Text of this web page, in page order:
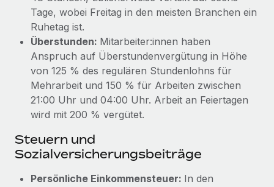
Tage, wobei Freitag in den meisten Branchen ein
Ruhetag ist.
Überstunden: Mitarbeiter:innen haben
Anspruch auf Überstundenvergütung in Höhe
von 125 % des regulären Stundenlohns für
Mehrarbeit und 150 % für Arbeiten zwischen
21:00 Uhr und 04:00 Uhr. Arbeit an Feiertagen
wird mit 200 % vergütet.
Steuern und
Sozialversicherungsbeiträge
Persönliche Einkommensteuer: In den